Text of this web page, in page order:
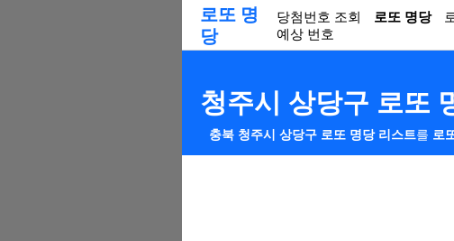
로또 명
당
당첨번호 조회 로또 명당
예상 번호
청주시 상당구 로또
충북 청주시 상당구 로또 명당 리스트를 로